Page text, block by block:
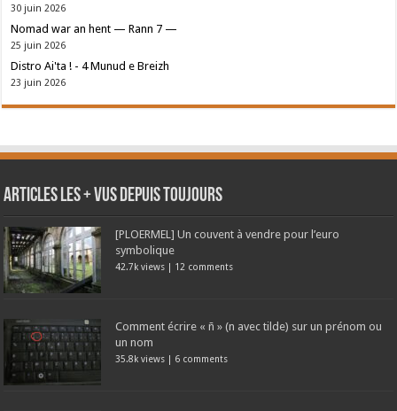
30 juin 2026
Nomad war an hent — Rann 7 —
25 juin 2026
Distro Ai'ta ! - 4 Munud e Breizh
23 juin 2026
Articles les + vus depuis toujours
[PLOERMEL] Un couvent à vendre pour l’euro
symbolique
42.7k views | 12 comments
Comment écrire « ñ » (n avec tilde) sur un prénom ou
un nom
35.8k views | 6 comments